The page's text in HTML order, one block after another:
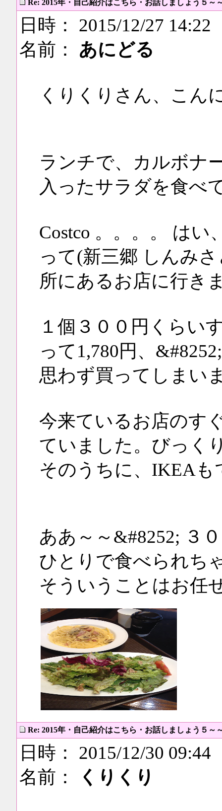
Re: 2015年・自己紹介はこちら・お話しましょう５～
日時： 2015/12/27 14:22
名前： あにどる
くりくりさん、こん
ランチで、カルボナ
入ったサラダを食べ
Costco 。。。。 は
って(新三郷 しんみ
所にあるお店に行き
１個３００円くらい
って1,780円、&#8252;
思わず買ってしまい
今来ているお店のす
ていました。びっく
そのうちに、IKEA
ああ～～&#8252; ３
ひとりで食べられち
そういうことはお任
Re: 2015年・自己紹介はこちら・お話しましょう５～
日時： 2015/12/30 09:44
名前：
くりくり